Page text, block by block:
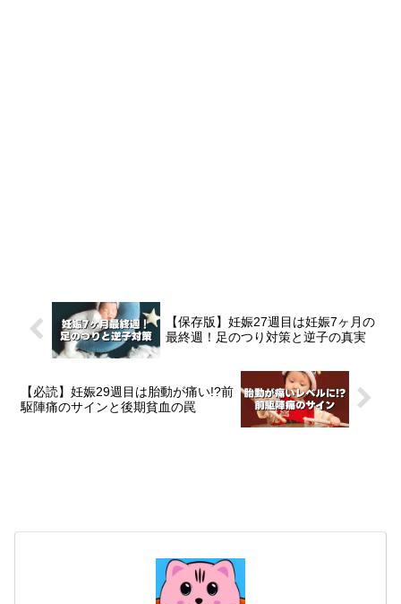
【保存版】妊娠27週目は妊娠7ヶ月の
最終週！足のつり対策と逆子の真実
【必読】妊娠29週目は胎動が痛い!?前
駆陣痛のサインと後期貧血の罠